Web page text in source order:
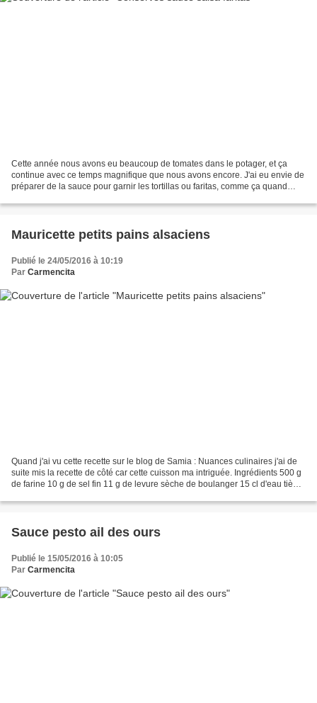
Cette année nous avons eu beaucoup de tomates dans le potager, et ça
continue avec ce temps magnifique que nous avons encore. J'ai eu envie de
préparer de la sauce pour garnir les tortillas ou faritas, comme ça quand
Mauricette petits pains alsaciens
Publié le 24/05/2016 à 10:19
Par Carmencita
Quand j'ai vu cette recette sur le blog de Samia : Nuances culinaires j'ai de
suite mis la recette de côté car cette cuisson ma intriguée. Ingrédients 500 g
de farine 10 g de sel fin 11 g de levure sèche de boulanger 15 cl d'eau tiède
Sauce pesto ail des ours
Publié le 15/05/2016 à 10:05
Par Carmencita